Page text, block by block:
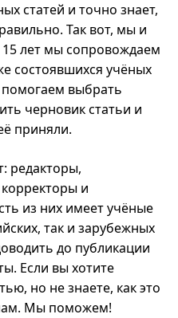
статей и точно знает,
Так вот, мы и
лет мы сопровождаем
состоявшихся учёных
выбрать
черновик статьи и
приняли.
редакторы,
и
из них имеет учёные
так и зарубежных
до публикации
Если вы хотите
но не знаете, как это
Мы поможем!